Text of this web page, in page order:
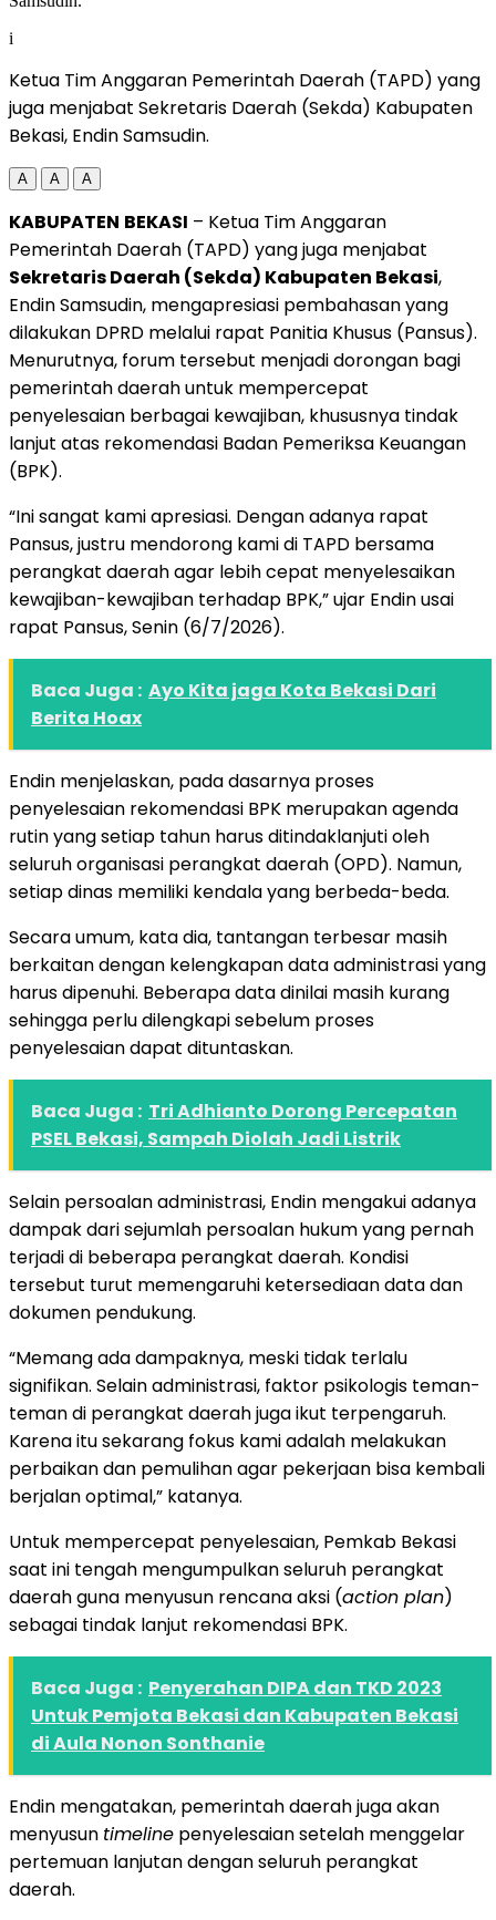
i
Ketua Tim Anggaran Pemerintah Daerah (TAPD) yang
juga menjabat Sekretaris Daerah (Sekda) Kabupaten
Bekasi, Endin Samsudin.
A A A
KABUPATEN BEKASI – Ketua Tim Anggaran
Pemerintah Daerah (TAPD) yang juga menjabat
Sekretaris Daerah (Sekda) Kabupaten Bekasi,
Endin Samsudin, mengapresiasi pembahasan yang
dilakukan DPRD melalui rapat Panitia Khusus (Pansus).
Menurutnya, forum tersebut menjadi dorongan bagi
pemerintah daerah untuk mempercepat
penyelesaian berbagai kewajiban, khususnya tindak
lanjut atas rekomendasi Badan Pemeriksa Keuangan
(BPK).
“Ini sangat kami apresiasi. Dengan adanya rapat
Pansus, justru mendorong kami di TAPD bersama
perangkat daerah agar lebih cepat menyelesaikan
kewajiban-kewajiban terhadap BPK,” ujar Endin usai
rapat Pansus, Senin (6/7/2026).
Baca Juga : Ayo Kita jaga Kota Bekasi Dari
Berita Hoax
Endin menjelaskan, pada dasarnya proses
penyelesaian rekomendasi BPK merupakan agenda
rutin yang setiap tahun harus ditindaklanjuti oleh
seluruh organisasi perangkat daerah (OPD). Namun,
setiap dinas memiliki kendala yang berbeda-beda.
Secara umum, kata dia, tantangan terbesar masih
berkaitan dengan kelengkapan data administrasi yang
harus dipenuhi. Beberapa data dinilai masih kurang
sehingga perlu dilengkapi sebelum proses
penyelesaian dapat dituntaskan.
Baca Juga : Tri Adhianto Dorong Percepatan
PSEL Bekasi, Sampah Diolah Jadi Listrik
Selain persoalan administrasi, Endin mengakui adanya
dampak dari sejumlah persoalan hukum yang pernah
terjadi di beberapa perangkat daerah. Kondisi
tersebut turut memengaruhi ketersediaan data dan
dokumen pendukung.
“Memang ada dampaknya, meski tidak terlalu
signifikan. Selain administrasi, faktor psikologis teman-
teman di perangkat daerah juga ikut terpengaruh.
Karena itu sekarang fokus kami adalah melakukan
perbaikan dan pemulihan agar pekerjaan bisa kembali
berjalan optimal,” katanya.
Untuk mempercepat penyelesaian, Pemkab Bekasi
saat ini tengah mengumpulkan seluruh perangkat
daerah guna menyusun rencana aksi (action plan)
sebagai tindak lanjut rekomendasi BPK.
Baca Juga : Penyerahan DIPA dan TKD 2023
Untuk Pemjota Bekasi dan Kabupaten Bekasi
di Aula Nonon Sonthanie
Endin mengatakan, pemerintah daerah juga akan
menyusun timeline penyelesaian setelah menggelar
pertemuan lanjutan dengan seluruh perangkat
daerah.